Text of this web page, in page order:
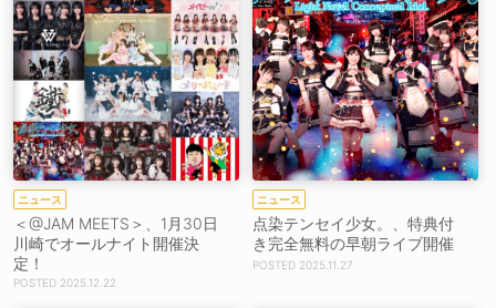
ニュース
＜@JAM MEETS＞、1月30日
川崎でオールナイト開催決
定！
2025.12.22
ニュース
点染テンセイ少女。、特典付
き完全無料の早朝ライブ開催
2025.11.27